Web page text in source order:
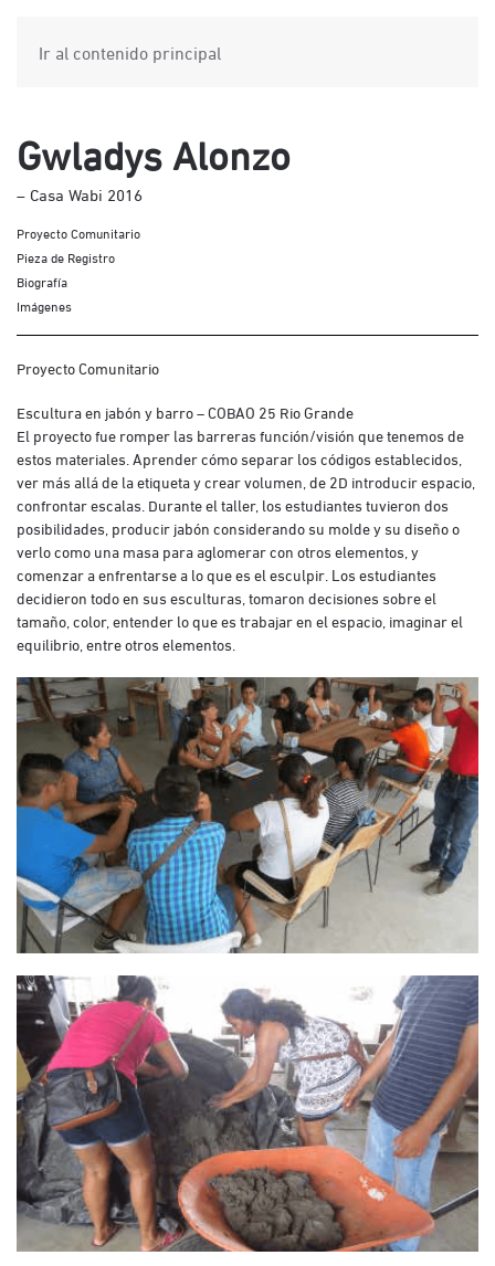
Ir al contenido principal
Gwladys Alonzo
– Casa Wabi 2016
Proyecto Comunitario
Pieza de Registro
Biografía
Imágenes
Proyecto Comunitario
Escultura en jabón y barro – COBAO 25 Rio Grande
El proyecto fue romper las barreras función/visión que tenemos de
estos materiales. Aprender cómo separar los códigos establecidos,
ver más allá de la etiqueta y crear volumen, de 2D introducir espacio,
confrontar escalas. Durante el taller, los estudiantes tuvieron dos
posibilidades, producir jabón considerando su molde y su diseño o
verlo como una masa para aglomerar con otros elementos, y
comenzar a enfrentarse a lo que es el esculpir. Los estudiantes
decidieron todo en sus esculturas, tomaron decisiones sobre el
tamaño, color, entender lo que es trabajar en el espacio, imaginar el
equilibrio, entre otros elementos.